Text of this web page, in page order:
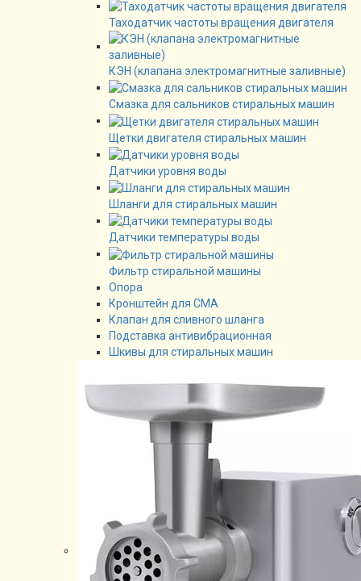
Таходатчик частоты вращения двигателя
КЭН (клапана электромагнитные заливные)
Смазка для сальников стиральных машин
Щетки двигателя стиральных машин
Датчики уровня воды
Шланги для стиральных машин
Датчики температуры воды
Фильтр стиральной машины
Опора
Кронштейн для СМА
Клапан для сливного шланга
Подставка антивибрационная
Шкивы для стиральных машин